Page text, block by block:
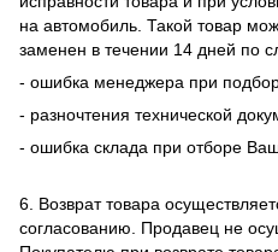
на автомобиль. Такой товар
заменен в течении 14 дней по
- ошибка менеджера при
- разночтения технической
- ошибка склада при отборе
6. Возврат товара
согласованию. Продавец не